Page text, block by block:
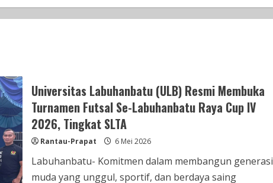
Universitas Labuhanbatu (ULB) Resmi Membuka
Turnamen Futsal Se-Labuhanbatu Raya Cup IV
2026, Tingkat SLTA
Rantau-Prapat 6 Mei 2026
Labuhanbatu- Komitmen dalam membangun generasi
muda yang unggul, sportif, dan berdaya saing